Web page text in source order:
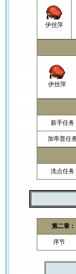
伊丝萍
伊丝萍
新手任务
加帝普任
洗点任务
第二章：
序节